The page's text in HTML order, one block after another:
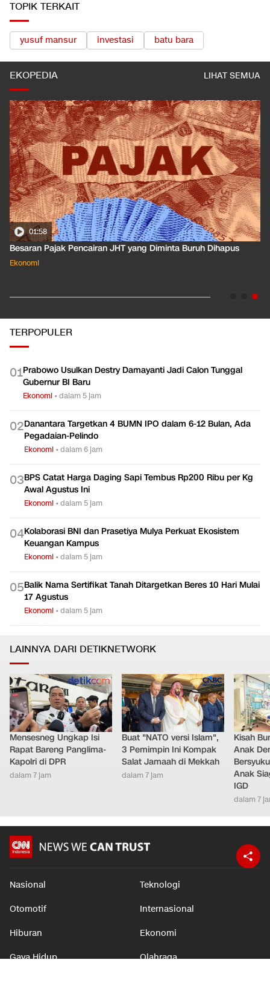
TOPIK TERKAIT
yusuf mansur investasi batu bara
EKOPEDIA LIHAT SEMUA
01:50
Apa Arti Peringkat Kredit Indonesia yang Dirilis S&P Global
Dkk?
TERPOPULER
01Prabowo Usulkan Destry Damayanti Jadi Calon Tunggal
Gubernur BI Baru
Ekonomi •dalam 5 jam
02Danantara Targetkan 4 BUMN IPO dalam 6-12 Bulan, Ada
Pegadaian-Pelindo
Ekonomi •dalam 6 jam
03BPS Catat Harga Daging Sapi Tembus Rp200 Ribu per Kg
Awal Agustus Ini
Ekonomi •dalam 5 jam
04Kolaborasi BNI dan Prasetiya Mulya Perkuat Ekosistem
Keuangan Kampus
Ekonomi •dalam 5 jam
05Balik Nama Sertifikat Tanah Ditargetkan Beres 10 Hari Mulai
17 Agustus
Ekonomi •dalam 5 jam
LAINNYA DARI DETIKNETWORK
Mensesneg Ungkap Isi
Rapat Bareng Panglima-
Kapolri di DPR
dalam 7 jam
Buat "NATO versi Islam",
3 Pemimpin Ini Kompak
Salat Jamaah di Mekkah
dalam 7 jam
Kisah
Anak
Anak
IGD
dalam 7
Nasional Teknologi
Otomotif Internasional
Hiburan Ekonomi
Gaya Hidup Olahraga